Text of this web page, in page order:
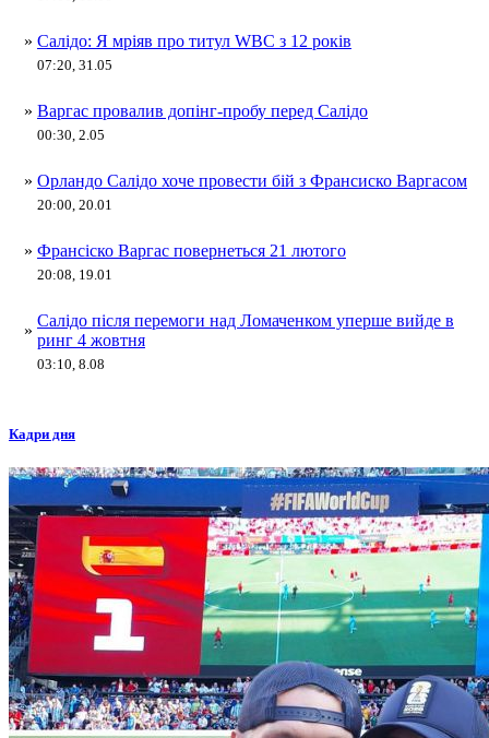
» Салідо: Я мріяв про титул WBC з 12 років
07:20, 31.05
» Варгас провалив допінг-пробу перед Салідо
00:30, 2.05
» Орландо Салідо хоче провести бій з Франсиско Варгасом
20:00, 20.01
» Франсіско Варгас повернеться 21 лютого
20:08, 19.01
»
Салідо після перемоги над Ломаченком уперше вийде в
ринг 4 жовтня
03:10, 8.08
Кадри дня